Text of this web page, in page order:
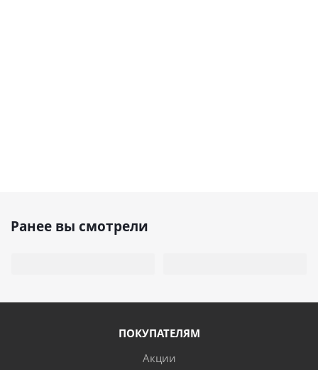
Ранее вы смотрели
ПОКУПАТЕЛЯМ
Акции